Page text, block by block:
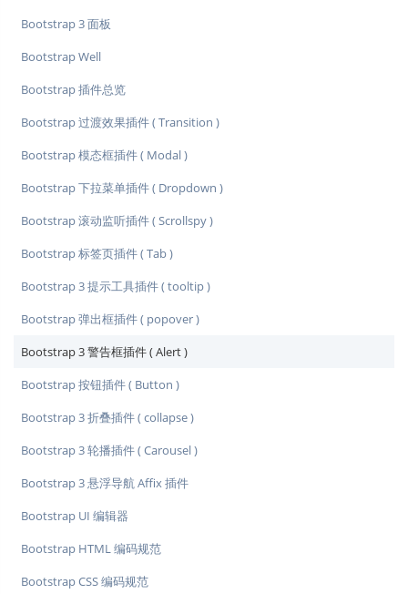
Bootstrap 3 面板
Bootstrap Well
Bootstrap 插件总览
Bootstrap 过渡效果插件 ( Transition )
Bootstrap 模态框插件 ( Modal )
Bootstrap 下拉菜单插件 ( Dropdown )
Bootstrap 滚动监听插件 ( Scrollspy )
Bootstrap 标签页插件 ( Tab )
Bootstrap 3 提示工具插件 ( tooltip )
Bootstrap 弹出框插件 ( popover )
Bootstrap 3 警告框插件 ( Alert )
Bootstrap 按钮插件 ( Button )
Bootstrap 3 折叠插件 ( collapse )
Bootstrap 3 轮播插件 ( Carousel )
Bootstrap 3 悬浮导航 Affix 插件
Bootstrap UI 编辑器
Bootstrap HTML 编码规范
Bootstrap CSS 编码规范